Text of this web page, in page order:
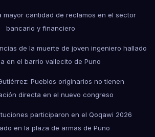
mayor cantidad de reclamos en el sector
bancario y financiero
de la muerte de joven ingeniero hallado
en el barrio vallecito de Puno
Pueblos originarios no tienen
directa en el nuevo congreso
participaron en el Qoqawi 2026
en la plaza de armas de Puno